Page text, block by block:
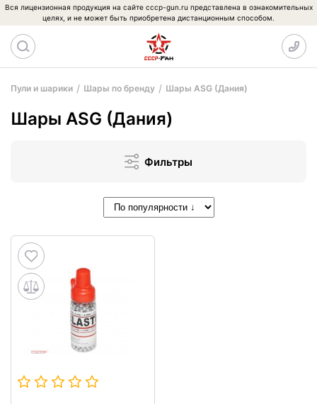
Вся лицензионная продукция на сайте cccp-gun.ru представлена в ознакомительных
целях, и не может быть приобретена дистанционным способом.
Пули и шарики Шары по бренду Шары ASG (Дания)
Шары ASG (Дания)
Фильтры